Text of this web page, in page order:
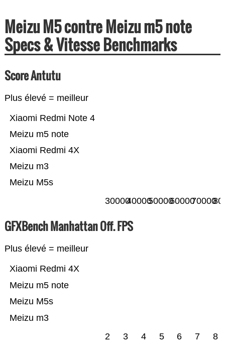
Meizu M5 contre Meizu m5 note
Specs & Vitesse Benchmarks
Score Antutu
Plus élevé = meilleur
Meizu M5s
Meizu m3
Xiaomi Redmi 4X
Meizu m5 note
Xiaomi Redmi Note 4
3000040000500006000070000
GFXBench Manhattan Off. FPS
Plus élevé = meilleur
Meizu m3
Meizu M5s
Meizu m5 note
Xiaomi Redmi 4X
2 3 4 5 6 7 8